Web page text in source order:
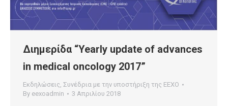
Διημερίδα “Yearly update of advances
in medical oncology 2017”
Εκδηλώσεις Συνέδρια με την υποστήριξη της ΕΕΧΟ
By eexoadmin 3 Απριλίου 2018